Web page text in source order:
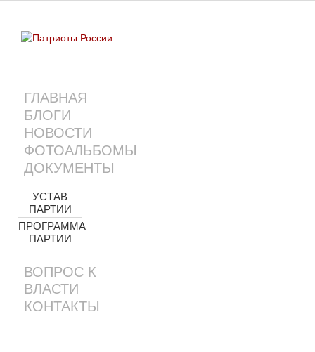
ГЛАВНАЯ
БЛОГИ
НОВОСТИ
ФОТОАЛЬБОМЫ
ДОКУМЕНТЫ
УСТАВ
ПАРТИИ
ПРОГРАММА
ПАРТИИ
ВОПРОС К
ВЛАСТИ
КОНТАКТЫ